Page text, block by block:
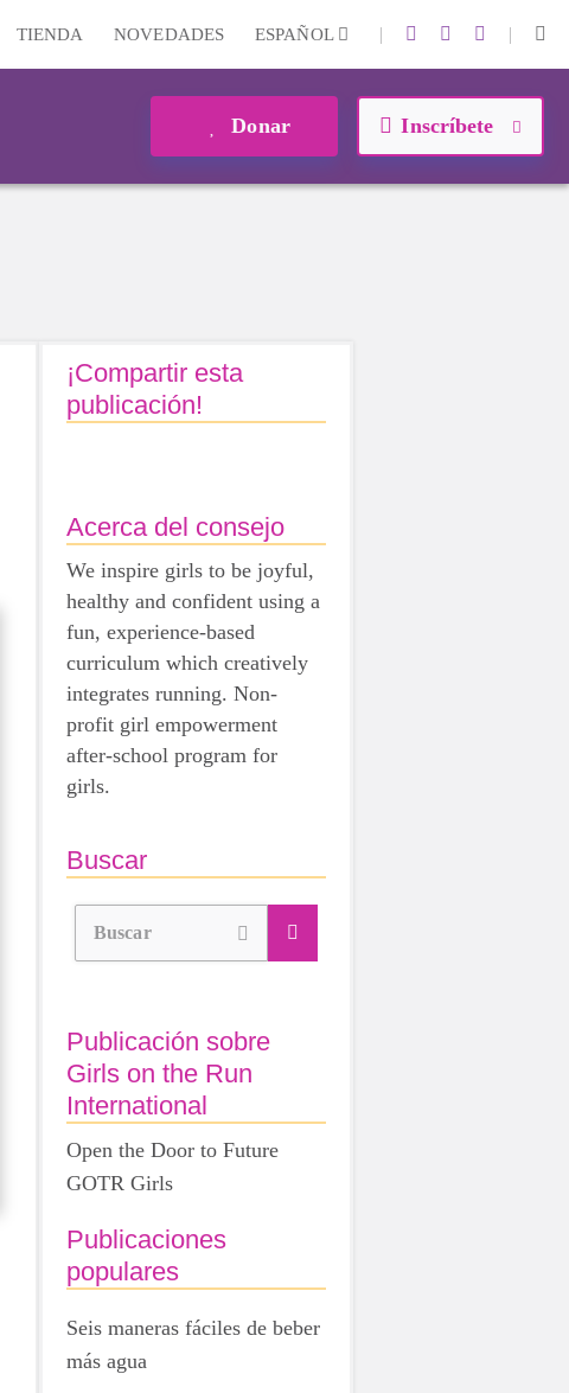
TIENDA NOVEDADES ESPAÑOL | |
Donar Inscríbete
¡Compartir esta
publicación!
Acerca del consejo
We inspire girls to be joyful,
healthy and confident using a
fun, experience-based
curriculum which creatively
integrates running. Non-
profit girl empowerment
after-school program for
girls.
Buscar
Buscar
Publicación sobre
Girls on the Run
International
Open the Door to Future
GOTR Girls
Publicaciones
populares
Seis maneras fáciles de beber
más agua